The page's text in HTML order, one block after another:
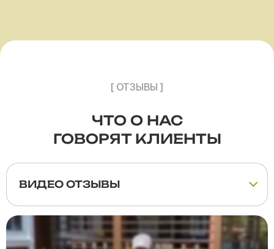
[ ОТЗЫВЫ ]
ЧТО О НАС
ГОВОРЯТ КЛИЕНТЫ